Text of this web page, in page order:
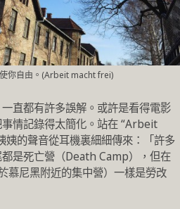
你自由。(Arbeit macht frei)
直都有許多誤解。或許是看得電影
情記錄得太簡化。站在 “Arbeit
的聲音從耳機裏細細傳來：「許多
是死亡營（Death Camp），但在
慕尼黑附近的集中營）一樣是勞改